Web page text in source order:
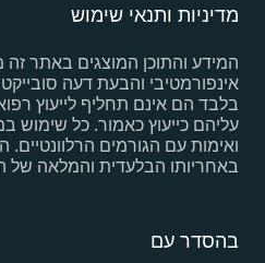
מדיניות ותנאי שימוש
המידע והתוכן המוצגים באתר זה
אינפורמטיבי והבעת דעה
בלבד הם אינם תחליף לייעוץ
עליהם כייעוץ כאמור. כל שימוש
ואימות עם הגורמים הרלוונטיים.
באחריותו הבלעדית והמלאה
בהסדר עם